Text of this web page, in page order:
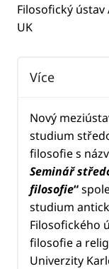
Filosofický ústav
UK
Více
Nový
studium
filosofie s
Seminář
filosofie“
studium
Filosofického
filosofie a
Univerzity